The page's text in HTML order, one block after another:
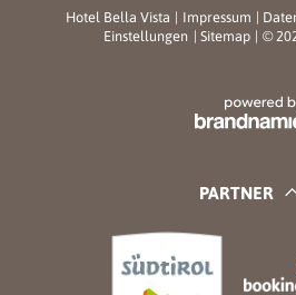
Hotel Bella Vista | Impressum |
Einstellungen | Sitemap | ©
PARTNER